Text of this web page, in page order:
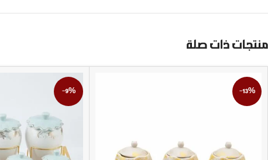
منتجات ذات صلة
-13%
-9%